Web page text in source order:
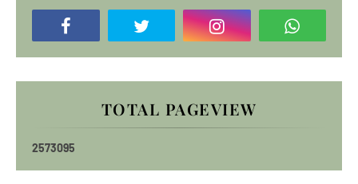
TOTAL PAGEVIEW
2573095